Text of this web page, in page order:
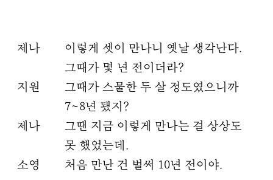
제나
이렇게 셋이 만나니 옛날 생각난다.
그때가 몇 년 전이더라?
지원
그때가 스물한 두 살 정도였으니까
7~8년 됐지?
제나
그땐 지금 이렇게 만나는 걸 상상도
못 했었는데.
소영
처음 만난 건 벌써 10년 전이야.